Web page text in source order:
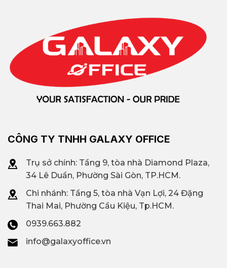
CÔNG TY TNHH GALAXY OFFICE
Trụ sở chính: Tầng 9, tòa nhà Diamond Plaza,
34 Lê Duẩn, Phường Sài Gòn, TP.HCM.
Chi nhánh: Tầng 5, tòa nhà Vạn Lợi, 24 Đặng
Thai Mai, Phường Cầu Kiệu, Tp.HCM.
0939.663.882
info@galaxyoffice.vn